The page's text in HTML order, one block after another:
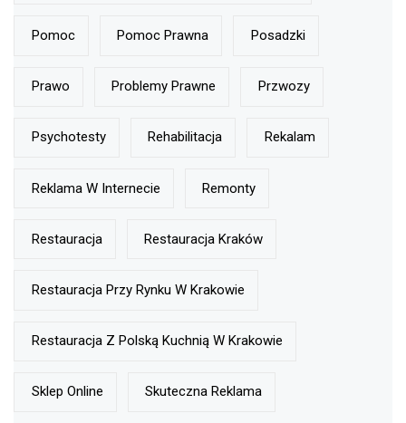
Pomoc Pomoc Prawna Posadzki
Prawo Problemy Prawne Przwozy
Psychotesty Rehabilitacja Rekalam
Reklama W Internecie Remonty
Restauracja Restauracja Kraków
Restauracja Przy Rynku W Krakowie
Restauracja Z Polską Kuchnią W Krakowie
Sklep Online Skuteczna Reklama